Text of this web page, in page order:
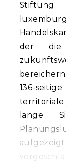
der die
136-
lange